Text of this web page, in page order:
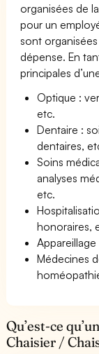
organisées de
pour un
sont
dépense. En
principales
Optique :
etc.
Dentaire :
dentaires,
Soins
analyses
etc.
honoraires,
Appareillage
Médecines
Qu’est-ce
Chaisier /